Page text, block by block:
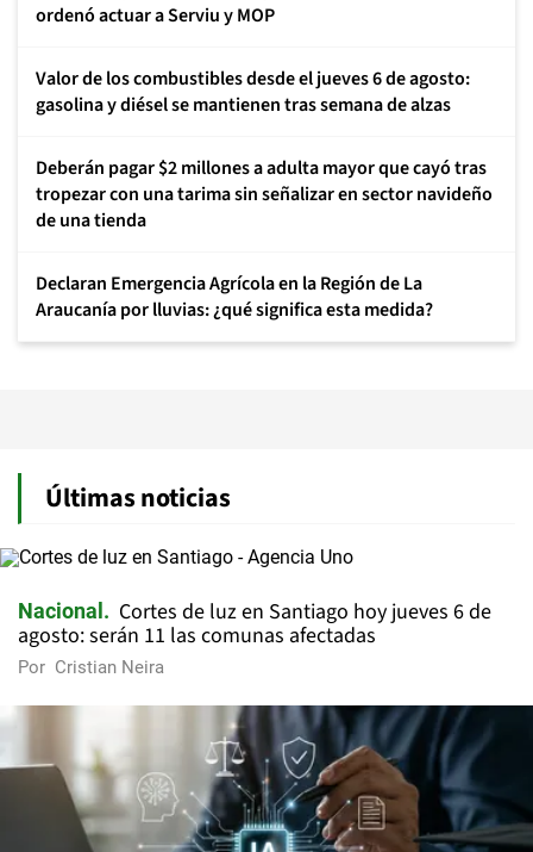
ordenó actuar a Serviu y MOP
Valor de los combustibles desde el jueves 6 de agosto:
gasolina y diésel se mantienen tras semana de alzas
Deberán pagar $2 millones a adulta mayor que cayó tras
tropezar con una tarima sin señalizar en sector navideño
de una tienda
Declaran Emergencia Agrícola en la Región de La
Araucanía por lluvias: ¿qué significa esta medida?
Últimas noticias
Nacional
Cortes de luz en Santiago hoy jueves 6 de
agosto: serán 11 las comunas afectadas
Por Cristian Neira